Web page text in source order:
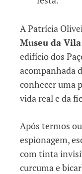
A Patrícia
Museu da
edifício dos
acompanhada
conhecer uma
vida real e da
Após termos
espionagem,
com tinta
curcuma e